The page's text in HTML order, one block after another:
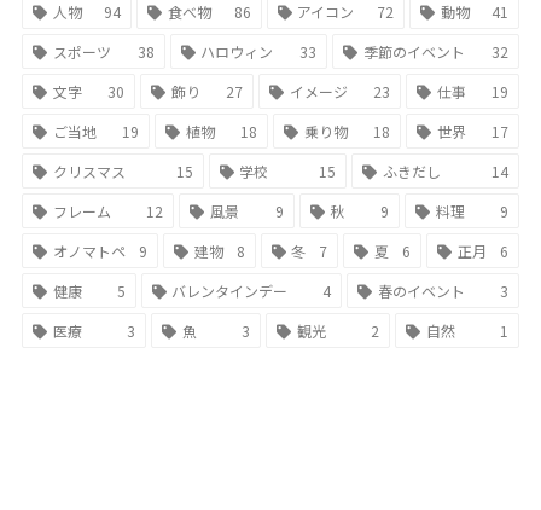
人物
94 食べ物 86 アイコン 72 動物
41
スポーツ
38 ハロウィン 33 季節のイベント
32
文字
30 飾り 27 イメージ 23 仕事
19
ご当地
19 植物 18 乗り物 18 世界
17
クリスマス
15 学校 15 ふきだし
14
フレーム
12 風景 9 秋 9 料理
9
オノマトペ
9 建物 8 冬 7 夏 6 正月
6
健康
5 バレンタインデー 4 春のイベント
3
医療
3 魚 3 観光 2 自然 1